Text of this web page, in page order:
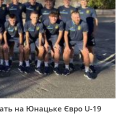
на Юнацьке Євро U-19